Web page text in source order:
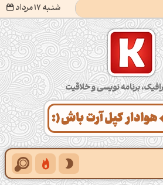
شنبه 17 مرداد کپل‌آرت؛ گرافیک، برنامه‌نویسی و خلاقیت